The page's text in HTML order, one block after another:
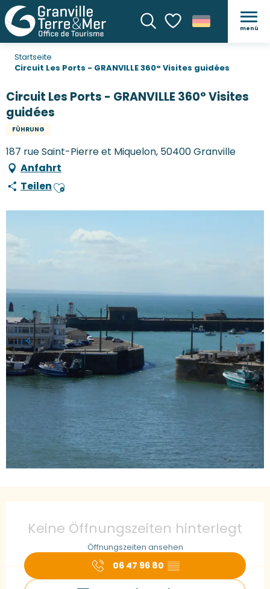
SucheVoir les favoris
menü
Startseite
Circuit Les Ports - GRANVILLE 360° Visites guidées
Circuit Les Ports - GRANVILLE 360° Visites
guidées
FÜHRUNG
187 rue Saint-Pierre et Miquelon, 50400 Granville
Anfahrt
TeilenAjouter aux favoris
Keine Öffnungszeiten hinterlegt
Öffnungszeiten ansehen
06 47 96 80 ▒▒